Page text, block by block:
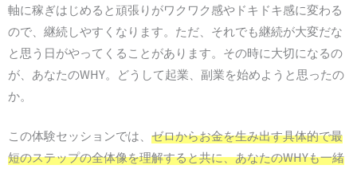
軸に稼ぎはじめると頑張りがワクワク感やドキドキ感に変わる
ので、継続しやすくなります。ただ、それでも継続が大変だな
と思う日がやってくることがあります。その時に大切になるの
が、あなたのWHY。どうして起業、副業を始めようと思ったの
か。
この体験セッションでは、 ゼロからお金を生み出す具体的で最
短のステップの全体像を理解すると共に、あなたのWHYも一緒